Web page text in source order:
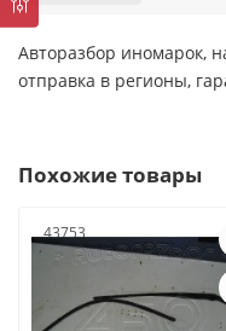
Авторазбор иномарок,
отправка в регионы,
Похожие товары
43753